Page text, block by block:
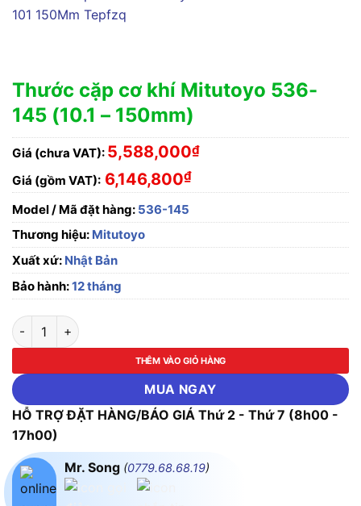
Thước cặp cơ khí Mitutoyo 536-
145 (10.1 – 150mm)
Giá (chưa VAT): 5,588,000₫
Giá (gồm VAT): 6,146,800₫
Model / Mã đặt hàng: 536-145
Thương hiệu: Mitutoyo
Xuất xứ: Nhật Bản
Bảo hành:12 tháng
Thước cặp cơ khí Mitutoyo 536-145 (10.1 - 150mm) số lượng
THÊM VÀO GIỎ HÀNG
MUA NGAY
HỖ TRỢ ĐẶT HÀNG/BÁO GIÁ Thứ 2 - Thứ 7 (8h00 -
17h00)
Mr. Song (0779.68.68.19)